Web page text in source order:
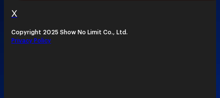
X
Copyright 2025 Show No Limit Co., Ltd.
Privacy Policy